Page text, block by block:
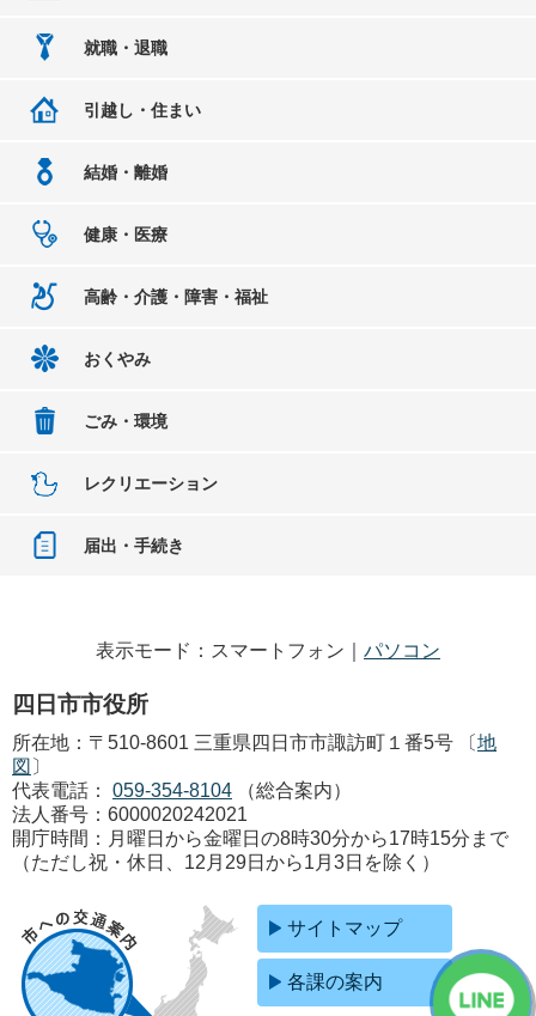
就職・退職
引越し・住まい
結婚・離婚
健康・医療
高齢・介護・障害・福祉
おくやみ
ごみ・環境
レクリエーション
届出・手続き
表示モード：スマートフォン｜ パソコン
四日市市役所
所在地：〒510-8601 三重県四日市市諏訪町１番5号 〔地
図 〕
代表電話：
059-354-8104
（総合案内）
法人番号：6000020242021
開庁時間：月曜日から金曜日の8時30分から17時15分まで
（ただし祝・休日、12月29日から1月3日を除く）
サイトマップ
各課の案内